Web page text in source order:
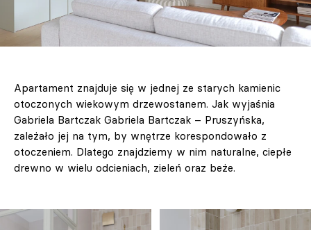
Apartament znajduje się w jednej ze starych kamienic
otoczonych wiekowym drzewostanem. Jak wyjaśnia
Gabriela Bartczak Gabriela Bartczak – Pruszyńska,
zależało jej na tym, by wnętrze korespondowało z
otoczeniem. Dlatego znajdziemy w nim naturalne, ciepłe
drewno w wielu odcieniach, zieleń oraz beże.